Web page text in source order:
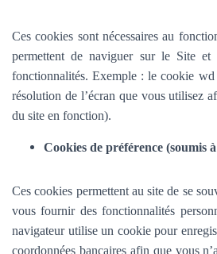
Ces cookies sont nécessaires au
permettent de naviguer sur le Site et
fonctionnalités. Exemple : le cookie wd
résolution de l’écran que vous utilisez
du site en fonction).
Cookies de préférence (soumis
Ces cookies permettent au site de se
vous fournir des fonctionnalités
navigateur utilise un cookie pour
coordonnées bancaires afin que vous